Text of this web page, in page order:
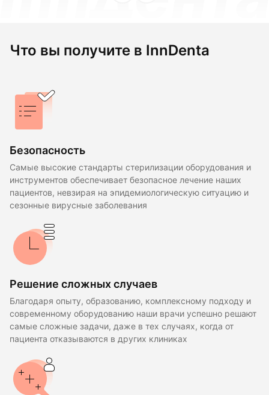
Что вы получите в InnDenta
Безопасность
Самые высокие стандарты стерилизации оборудования и
инструментов обеспечивает безопасное лечение наших
пациентов, невзирая на эпидемиологическую ситуацию и
сезонные вирусные заболевания
Решение сложных случаев
Благодаря опыту, образованию, комплексному подходу и
современному оборудованию наши врачи успешно решают
самые сложные задачи, даже в тех случаях, когда от
пациента отказываются в других клиниках